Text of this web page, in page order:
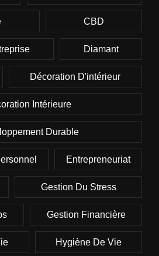
CBD
Diamant
Décoration D'intérieur
Intérieure
Durable
Entrepreneuriat
Gestion Du Stress
Gestion Financière
Hygiène De Vie